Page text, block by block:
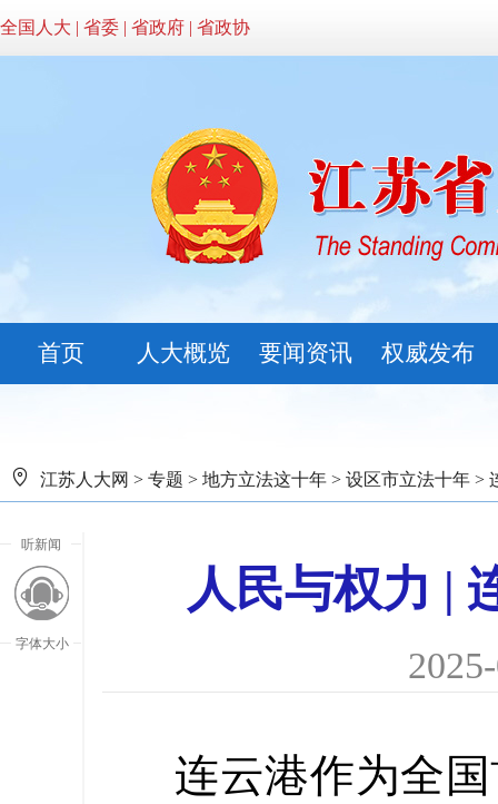
全国人大 | 省委 | 省政府 | 省政协
首页 人大概览 要闻资讯 权威发布
江苏人大网 > 专题 > 地方立法这十年 > 设区市立法十年 >
听新闻
字体大小
人民与权力 |
连云港作为全